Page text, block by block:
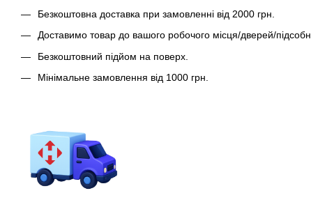
Безкоштовна доставка при замовленні від 2000 грн.
Доставимо товар до вашого робочого місця/дверей/
Безкоштовний підйом на поверх.
Мінімальне замовлення від 1000 грн.